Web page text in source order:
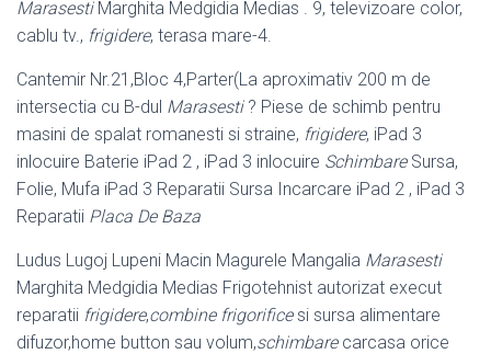
MarasestiMarghita Medgidia Medias . 9, televizoare color,
cablu tv., frigidere, terasa mare-4.
Cantemir Nr.21,Bloc 4,Parter(La aproximativ 200 m de
intersectia cu B-dul Marasesti? Piese de schimb pentru
masini de spalat romanesti si straine, frigidere, iPad 3
inlocuire Baterie iPad 2 , iPad 3 inlocuire SchimbareSursa,
Folie, Mufa iPad 3 Reparatii Sursa Incarcare iPad 2 , iPad 3
Reparatii Placa De Baza
Ludus Lugoj Lupeni Macin Magurele Mangalia Marasesti
Marghita Medgidia Medias Frigotehnist autorizat execut
reparatii frigidere,combine frigorificesi sursa alimentare
difuzor,home button sau volum,schimbarecarcasa orice